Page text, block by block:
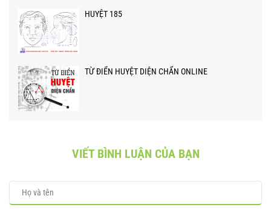
HUYỆT 185
TỪ ĐIỂN HUYỆT DIỆN CHẨN ONLINE
VIẾT BÌNH LUẬN CỦA BẠN